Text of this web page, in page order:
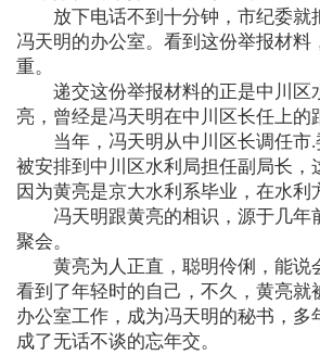
放下电话不到十分钟，市纪委就
冯天明的办公室。看到这份举报材料
重。
递交这份举报材料的正是中川区
亮，曾经是冯天明在中川区长任上的
当年，冯天明从中川区长调任市.
被安排到中川区水利局担任副局长，
因为黄亮是京大水利系毕业，在水利
冯天明跟黄亮的相识，源于几年
聚会。
黄亮为人正直，聪明伶俐，能说
看到了年轻时的自己，不久，黄亮就
办公室工作，成为冯天明的秘书，多
成了无话不谈的忘年交。